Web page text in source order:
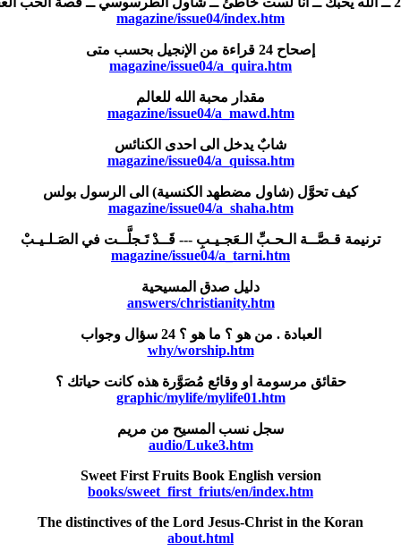
magazine/issue04/index.htm
إصحاح 24 قراءة من الإنجيل بحسب متى
magazine/issue04/a_quira.htm
مقدار محبة الله للعالم
magazine/issue04/a_mawd.htm
شابٌ يدخل الى احدى الكنائس
magazine/issue04/a_quissa.htm
كيف تحوَّل (شاول مضطهد الكنسية) الى الرسول بولس
magazine/issue04/a_shaha.htm
ترنيمة قـصَّــة الـحـبِّ الـعَجـيـبِ --- قَــدْ تَـجلَّــت في الصَـلـيـبْ
magazine/issue04/a_tarni.htm
دليل صدق المسيحية
answers/christianity.htm
العبادة . من هو ؟ ما هو ؟ 24 سؤال وجواب
why/worship.htm
حقائق مرسومة او وقائع مُصَوَّرة هذه كانت حياتك ؟
graphic/mylife/mylife01.htm
سجل نسب المسيح من مريم
audio/Luke3.htm
Sweet First Fruits Book English version
books/sweet_first_friuts/en/index.htm
The distinctives of the Lord Jesus-Christ in the Koran
about.html